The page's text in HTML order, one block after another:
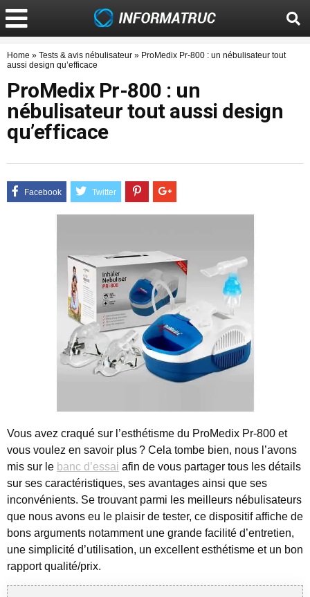
Home » Tests & avis nébulisateur » ProMedix Pr-800 : un nébulisateur tout
aussi design qu’efficace
ProMedix Pr-800 : un
nébulisateur tout aussi design
qu’efficace
Vous avez craqué sur l’esthétisme du ProMedix Pr-800 et
vous voulez en savoir plus ? Cela tombe bien, nous l’avons
mis sur le banc d’essai afin de vous partager tous les détails
sur ses caractéristiques, ses avantages ainsi que ses
inconvénients. Se trouvant parmi les meilleurs nébulisateurs
que nous avons eu le plaisir de tester, ce dispositif affiche de
bons arguments notamment une grande facilité d’entretien,
une simplicité d’utilisation, un excellent esthétisme et un bon
rapport qualité/prix.